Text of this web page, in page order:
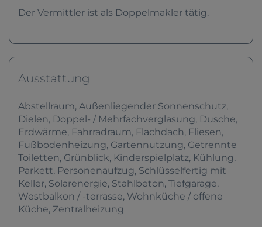
Der Vermittler ist als Doppelmakler tätig.
Ausstattung
Abstellraum Außenliegender Sonnenschutz
Dielen Doppel- / Mehrfachverglasung Dusche
Erdwärme Fahrradraum Flachdach Fliesen
Fußbodenheizung Gartennutzung Getrennte
Toiletten Grünblick Kinderspielplatz Kühlung
Parkett Personenaufzug Schlüsselfertig mit
Keller Solarenergie Stahlbeton Tiefgarage
Westbalkon / -terrasse Wohnküche / offene
Küche Zentralheizung